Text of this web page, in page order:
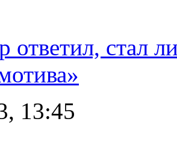
ответил, стал
13:45